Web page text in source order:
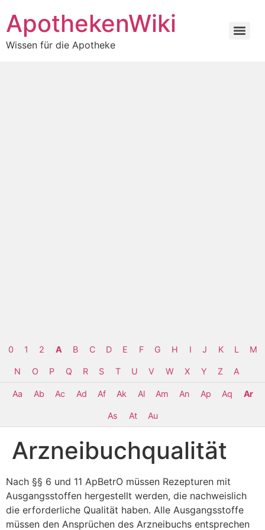
ApothekenWiki
Wissen für die Apotheke
0 1 2 A B C D E F G H I J K L M
N O P Q R S T U V W X Y Z Α
Aa Ab Ac Ad Af Ak Al Am An Ap Aq Ar
As At Au
Arzneibuchqualität
Nach §§ 6 und 11 ApBetrO müssen Rezepturen mit
Ausgangsstoffen hergestellt werden, die nachweislich
die erforderliche Qualität haben. Alle Ausgangsstoffe
müssen den Ansprüchen des Arzneibuchs entsprechen